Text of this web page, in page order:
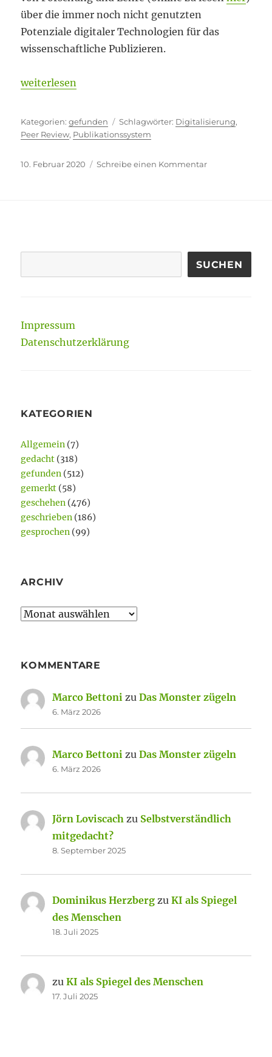
über die immer noch nicht genutzten
Potenziale digitaler Technologien für das
wissenschaftliche Publizieren.
„Pseudo-digitalisiert“
weiterlesen
Kategorien
gefunden Schlagwörter
Digitalisierung,
Peer Review, Publikationssystem
Veröffentlicht
10. Februar 2020 Schreibe einen Kommentarzu
SUCHEN
Impressum
Datenschutzerklärung
KATEGORIEN
Allgemein (7)
gedacht (318)
gefunden (512)
gemerkt (58)
geschehen (476)
geschrieben (186)
gesprochen (99)
ARCHIV
Archiv
KOMMENTARE
Marco Bettoni zuDas Monster zügeln
6. März 2026
Marco Bettoni zuDas Monster zügeln
6. März 2026
Jörn Loviscach zu Selbstverständlich
mitgedacht?
8. September 2025
Dominikus Herzberg zuKI als Spiegel
des Menschen
18. Juli 2025
zuKI als Spiegel des Menschen
17. Juli 2025